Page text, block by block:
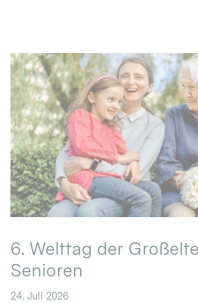
6. Welttag der
Senioren
24. Juli 2026